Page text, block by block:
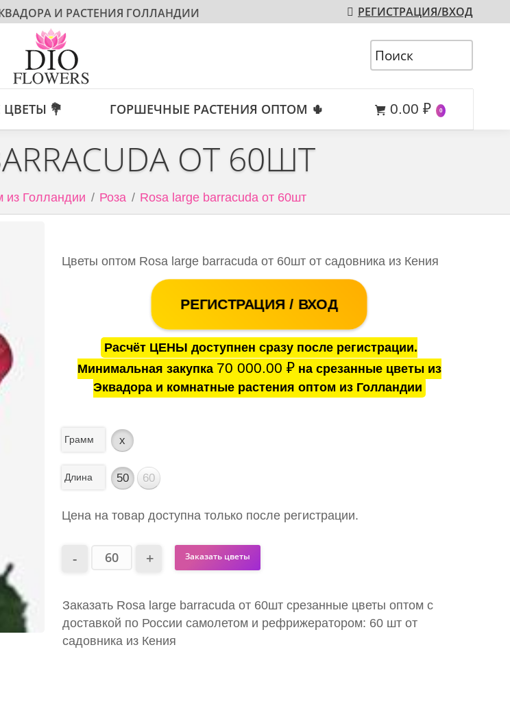
И РАСТЕНИЯ ГОЛЛАНДИИ РЕГИСТРАЦИЯ/ВХОД
💐 ГОРШЕЧНЫЕ РАСТЕНИЯ ОПТОМ 🌵 0.00 ₽ 0
ОТ 60ШТ
из Голландии Роза Rosa large barracuda от 60шт
Цветы оптом Rosa large barracuda от 60шт от садовника из Кения
РЕГИСТРАЦИЯ / ВХОД
Расчёт ЦЕНЫ доступнен сразу после регистрации.
Минимальная закупка 70 000.00 ₽на срезанные цветы из
Эквадора и комнатные растения оптом из Голландии
Грамм x
Длина 50 60
Цена на товар доступна только после регистрации.
Заказать цветы
Заказать Rosa large barracuda от 60шт срезанные цветы оптом с
доставкой по России самолетом и рефрижератором: 60 шт от
садовника из Кения